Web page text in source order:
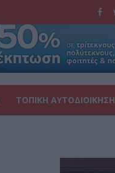
ΤΟΠΙΚΗ ΑΥΤΟΔΙΟΙΚΗΣΗ